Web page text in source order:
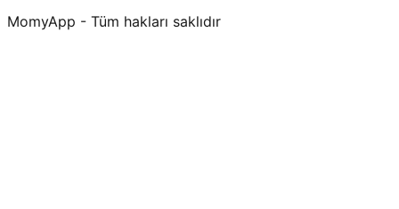
MomyApp - Tüm hakları saklıdır